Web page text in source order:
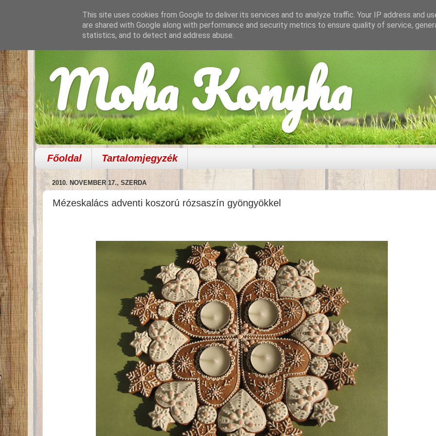
Moha Konyha
Főoldal Tartalomjegyzék
2010. NOVEMBER 17., SZERDA
Mézeskalács adventi koszorú rózsaszín gyöngyökkel
This site uses cookies from Google to deliver its services and to analyze traffic. Your IP address and
are shared with Google along with performance and security metrics to ensure quality of service,
statistics, and to detect and address abuse.